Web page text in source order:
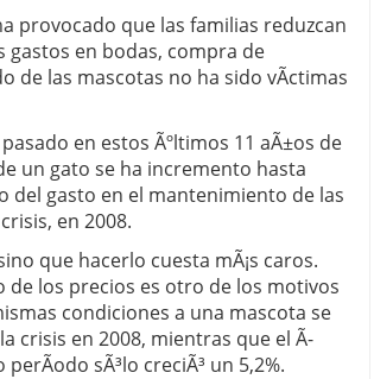
provocado que las familias reduzcan
en bodas, compra de
de las mascotas no ha sido vÃ­ctimas
en estos Ãºltimos 11 aÃ±os de
un gato se ha incremento hasta
del gasto en el mantenimiento de las
en 2008.
que hacerlo cuesta mÃ¡s caros.
de los precios es otro de los motivos
condiciones a una mascota se
crisis en 2008, mientras que el Ã­
sÃ³lo creciÃ³ un 5,2%.